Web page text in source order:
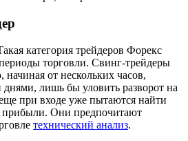
категория трейдеров Форекс
торговли. Свинг-трейдеры
от нескольких часов,
днями, лишь бы уловить разворот на
при входе уже пытаются найти
прибыли. Они предпочитают
технический анализ.